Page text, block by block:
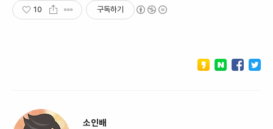
10 구독하기
소인배